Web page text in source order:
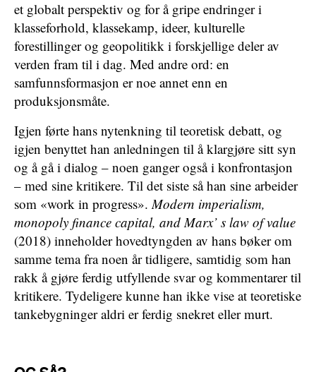
et globalt perspektiv og for å gripe endringer i
klasseforhold, klassekamp, ideer, kulturelle
forestillinger og geopolitikk i forskjellige deler av
verden fram til i dag. Med andre ord: en
samfunnsformasjon er noe annet enn en
produksjonsmåte.
Igjen førte hans nytenkning til teoretisk debatt, og
igjen benyttet han anledningen til å klargjøre sitt syn
og å gå i dialog – noen ganger også i konfrontasjon
– med sine kritikere. Til det siste så han sine arbeider
som «work in progress».Modern imperialism,
monopoly finance capital, and Marx’ s law of value
(2018) inneholder hovedtyngden av hans bøker om
samme tema fra noen år tidligere, samtidig som han
rakk å gjøre ferdig utfyllende svar og kommentarer til
kritikere. Tydeligere kunne han ikke vise at teoretiske
tankebygninger aldri er ferdig snekret eller murt.